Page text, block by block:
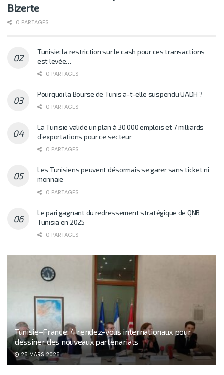
Bizerte
0 PARTAGES
Tunisie: la restriction sur le cash pour ces transactions
est levée…
0 PARTAGES
Pourquoi la Bourse de Tunis a-t-elle suspendu UADH ?
0 PARTAGES
La Tunisie valide un plan à 30 000 emplois et 7 milliards
d’exportations pour ce secteur
0 PARTAGES
Les Tunisiens peuvent désormais se garer sans ticket ni
monnaie
0 PARTAGES
Le pari gagnant du redressement stratégique de QNB
Tunisia en 2025
0 PARTAGES
Tunisie–France: 4 rendez-vous internationaux pour
dessiner des nouveaux partenariats
25 MARS 2026